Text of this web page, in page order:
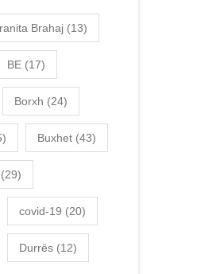
Brahaj (13)
BE (17)
Borxh (24)
Buxhet (43)
(29)
covid-19 (20)
Durrës (12)